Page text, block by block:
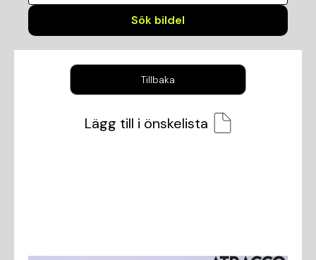
Sök bildel
Tillbaka
Lägg till i önskelista